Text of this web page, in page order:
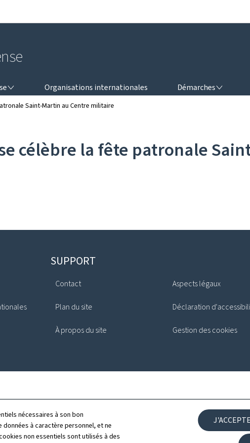
nécessaires à son bon
à caractère personnel, et ne
non essentiels sont utilisés à des
J'ACCEPTE
Organisations internationales Démarches
DÉMARCHES
Saint-Martin au Centre militaire
célèbre la fête patronale
SUPPORT
Contact
Plan du site
À propos du site
Aspects légaux
Déclaration
Gestion des cookies